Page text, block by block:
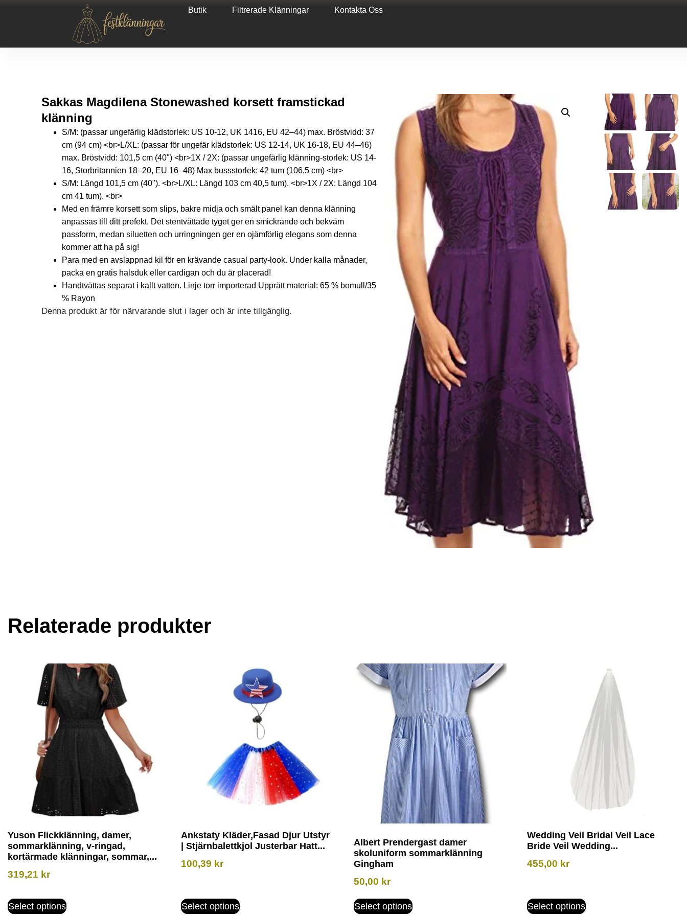
Butik Filtrerade Klänningar Kontakta Oss
Sakkas Magdilena Stonewashed korsett framstickad
klänning
S/M: (passar ungefärlig klädstorlek: US 10-12, UK 1416, EU 42–44) max. Bröstvidd: 37
cm (94 cm) <br>L/XL: (passar för ungefär klädstorlek: US 12-14, UK 16-18, EU 44–46)
max. Bröstvidd: 101,5 cm (40") <br>1X / 2X: (passar ungefärlig klänning-storlek: US 14-
16, Storbritannien 18–20, EU 16–48) Max bussstorlek: 42 tum (106,5 cm) <br>
S/M: Längd 101,5 cm (40"). <br>L/XL: Längd 103 cm 40,5 tum). <br>1X / 2X: Längd 104
cm 41 tum). <br>
Med en främre korsett som slips, bakre midja och smält panel kan denna klänning
anpassas till ditt prefekt. Det stentvättade tyget ger en smickrande och bekväm
passform, medan siluetten och urringningen ger en ojämförlig elegans som denna
kommer att ha på sig!
Para med en avslappnad kil för en krävande casual party-look. Under kalla månader,
packa en gratis halsduk eller cardigan och du är placerad!
Handtvättas separat i kallt vatten. Linje torr importerad Upprätt material: 65 % bomull/35
% Rayon
Denna produkt är för närvarande slut i lager och är inte tillgänglig.
Relaterade produkter
Yuson Flickklänning, damer,
sommarklänning, v-ringad,
kortärmade klänningar, sommar,...
319,21 kr
Select options
Ankstaty Kläder,Fasad Djur Utstyr
| Stjärnbalettkjol Justerbar Hatt...
100,39 kr
Select options
Albert Prendergast damer
skoluniform sommarklänning
Gingham
50,00 kr
Select options
Wedding Veil Bridal Veil Lace
Bride Veil Wedding...
455,00 kr
Select options